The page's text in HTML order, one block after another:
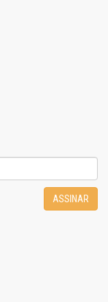
ASSINAR